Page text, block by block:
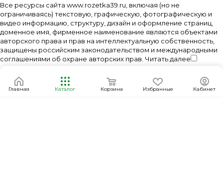
Все ресурсы сайта www.rozetka39.ru, включая (но не
ограничиваясь) текстовую, графическую, фотографическую и
видео информацию, структуру, дизайн и оформление страниц,
доменное имя, фирменное наименование являются объектами
авторского права и прав на интеллектуальную собственность,
защищены российским законодательством и международными
соглашениями об охране авторских прав. Читать далее
Главная Каталог Корзина Избранные Кабинет